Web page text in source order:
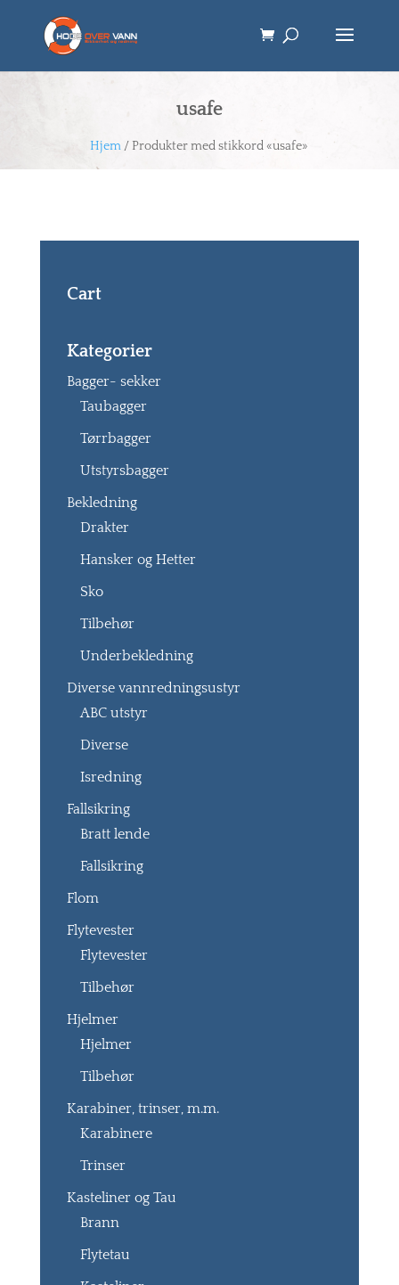
usafe
Hjem / Produkter med stikkord «usafe»
Cart
Kategorier
Bagger- sekker
Taubagger
Tørrbagger
Utstyrsbagger
Bekledning
Drakter
Hansker og Hetter
Sko
Tilbehør
Underbekledning
Diverse vannredningsustyr
ABC utstyr
Diverse
Isredning
Fallsikring
Bratt lende
Fallsikring
Flom
Flytevester
Flytevester
Tilbehør
Hjelmer
Hjelmer
Tilbehør
Karabiner, trinser, m.m.
Karabinere
Trinser
Kasteliner og Tau
Brann
Flytetau